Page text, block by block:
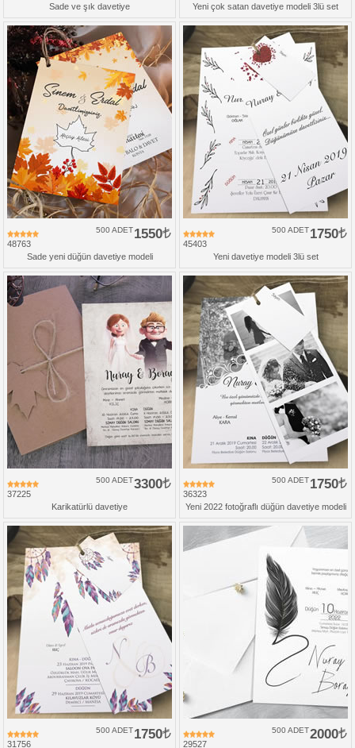
Sade ve şık davetiye Yeni çok satan davetiye modeli 3lü set
48763
1550
500 ADET
Sade yeni düğün davetiye modeli
45403
1750
500 ADET
Yeni davetiye modeli 3lü set
37225
3300
500 ADET
Karikatürlü davetiye
36323
1750
500 ADET
Yeni 2022 fotoğraflı düğün davetiye modeli
31756
1750
500 ADET
29527
2000
500 ADET